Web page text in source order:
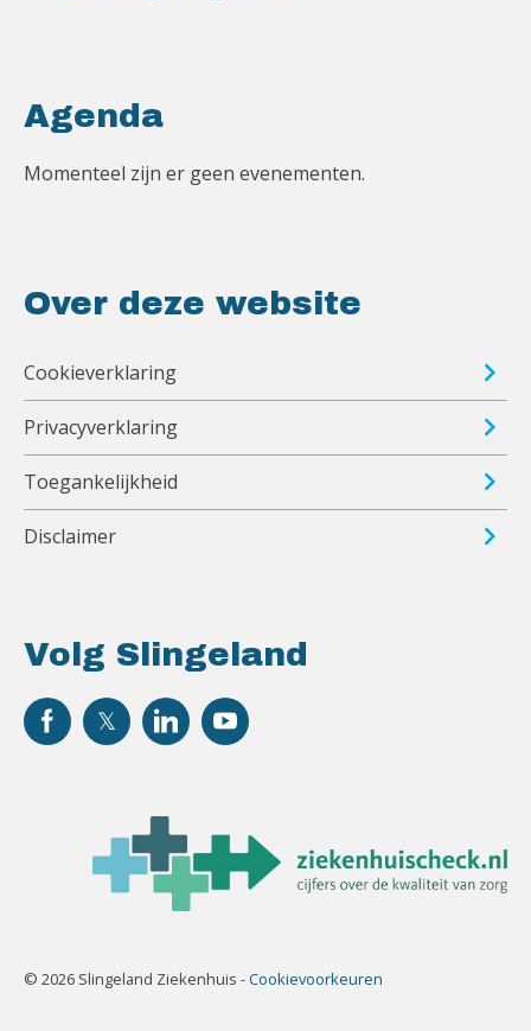
Volg Slingeland
Agenda
Momenteel zijn er geen evenementen.
Over deze website
Cookieverklaring
Privacyverklaring
Toegankelijkheid
Disclaimer
© 2026 Slingeland Ziekenhuis -Cookievoorkeuren